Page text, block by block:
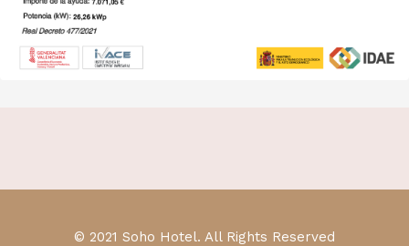
© 2021 Soho Hotel. All Rights Reserved